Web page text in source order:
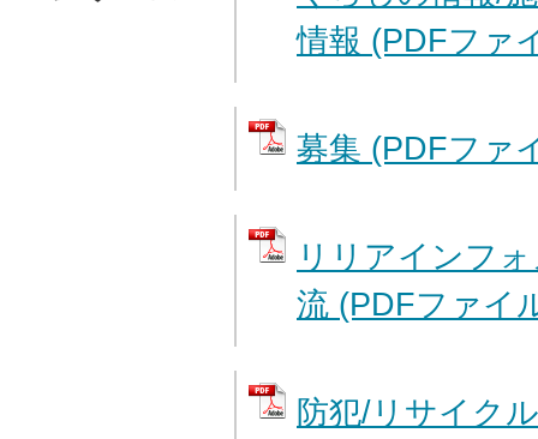
情報 (PDFファ
募集 (PDFファ
リリアインフ
流 (PDFファイ
防犯/リサイク